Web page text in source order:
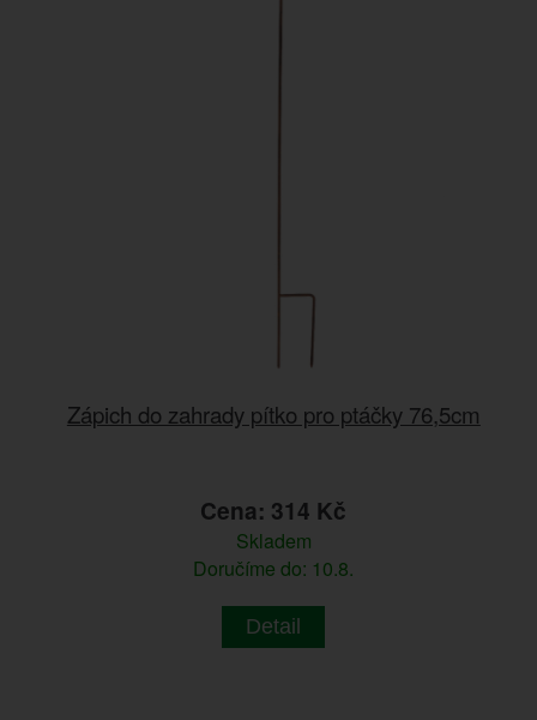
Zápich do zahrady pítko pro ptáčky 76,5cm
Cena: 314 Kč
Skladem
Doručíme do: 10.8.
Detail